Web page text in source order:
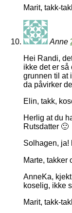
Marit, takk-
Anne
Hei Randi,
ikke det er så
grunnen til at
da påvirker
Elin, takk,
Herlig at du
Rutsdatter 🙂
Solhagen, ja!
Marte, takker
AnneKa,
koselig, ikke
Marit, takk-